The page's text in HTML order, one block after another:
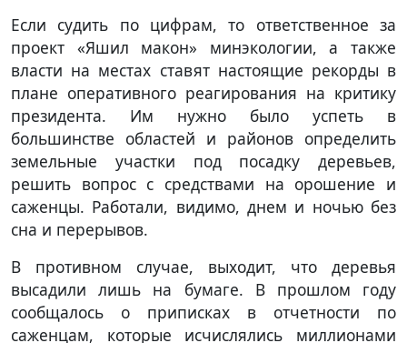
Если судить по цифрам, то ответственное за
проект «Яшил макон» минэкологии, а также
власти на местах ставят настоящие рекорды в
плане оперативного реагирования на критику
президента. Им нужно было успеть в
большинстве областей и районов определить
земельные участки под посадку деревьев,
решить вопрос с средствами на орошение и
саженцы. Работали, видимо, днем и ночью без
сна и перерывов.
В противном случае, выходит, что деревья
высадили лишь на бумаге. В прошлом году
сообщалось о приписках в отчетности по
саженцам, которые исчислялись миллионами